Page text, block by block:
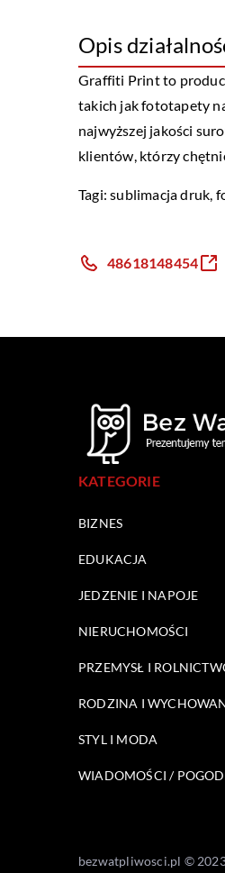
Opis
Graffiti Print to
takich jak fototapety
najwyższej jakości
klientów, którzy
Tagi:sublimacja druk,
48618148454
KATEGORIE
BIZNES
EDUKACJA
JEDZENIE I NAPOJE
NIERUCHOMOŚCI
PRZEMYSŁ I
RODZINA I
STYL I MODA
WIADOMOŚCI /
bezwatpliwosci.pl ©